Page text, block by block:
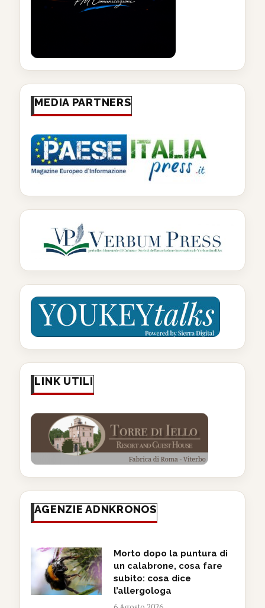
MEDIA PARTNERS
LINK UTILI
AGENZIE ADNKRONOS
Morto dopo la puntura di
un calabrone, cosa fare
subito: cosa dice
l’allergologa